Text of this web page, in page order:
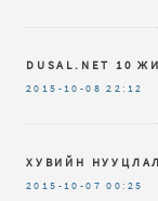
DUSAL.NET 10
2015-10-08 22:12
ХУВИЙН
2015-10-07 00:25